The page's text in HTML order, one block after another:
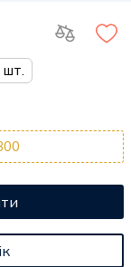
шт.